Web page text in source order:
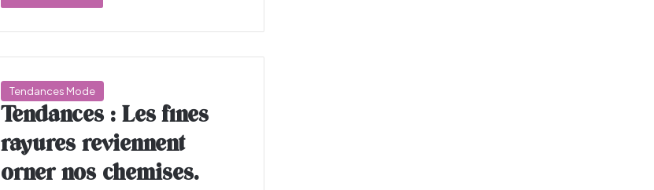
Tendances Mode
Tendances : Les fines
rayures reviennent
orner nos chemises.